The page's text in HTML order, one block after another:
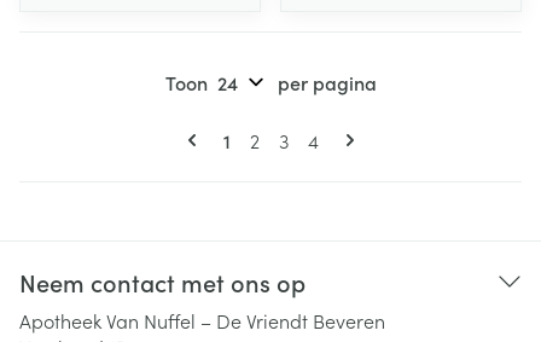
Pagina's
U lees momenteel pagina
1 Pagina
2 Pagina
3 Pagina
4
Toon per pagina
Neem contact met ons op
Apotheek Van Nuffel – De Vriendt Beveren